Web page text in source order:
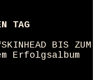
TAG
BIS ZUM
Erfolgsalbum